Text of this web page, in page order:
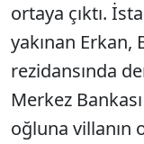
ortaya çıktı.
yakınan Erkan,
rezidansında
Merkez
oğluna villanın